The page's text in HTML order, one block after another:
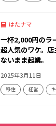
はたナマ
一杯2,000円のラ
超人気のワケ。
ないまま起業。
2025年3月11日
移住 経営